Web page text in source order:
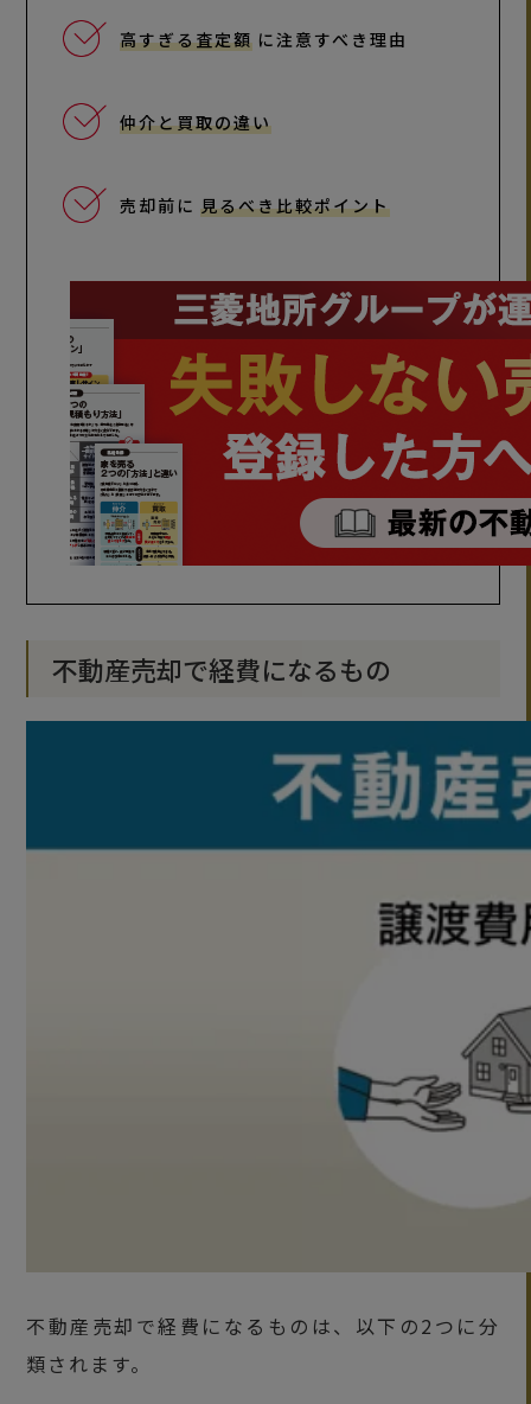
高すぎる査定額 に注意すべき理由
仲介と買取の違い
売却前に 見るべき比較ポイント
不動産売却で経費になるもの
不動産売却で経費になるものは、以下の2つに分
類されます。